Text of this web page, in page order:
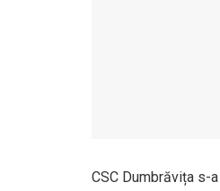
CSC Dumbrăvița s-